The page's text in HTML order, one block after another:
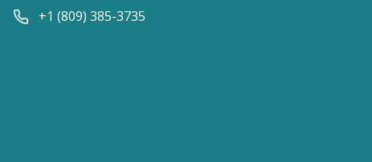
+1 (809) 385-3735